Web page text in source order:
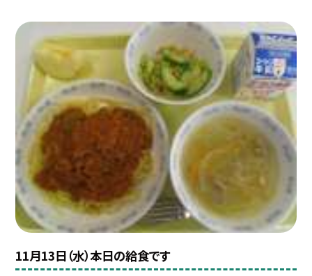
11月13日（水）本日の給食です